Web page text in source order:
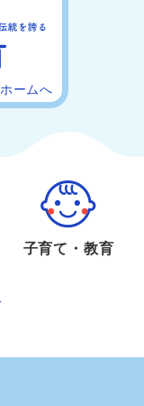
ホームへ
子育て・教育